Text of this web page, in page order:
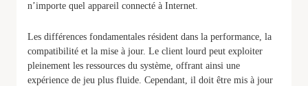
n’importe quel appareil connecté à Internet.
Les différences fondamentales résident dans la performance, la
compatibilité et la mise à jour. Le client lourd peut exploiter
pleinement les ressources du système, offrant ainsi une
expérience de jeu plus fluide. Cependant, il doit être mis à jour